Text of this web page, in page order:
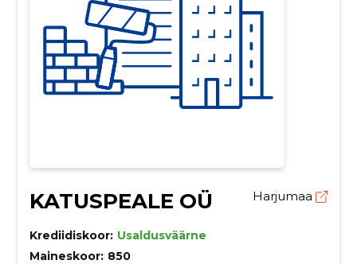
KATUSPEALE OÜ Harjumaa
Krediidiskoor: Usaldusväärne
Maineskoor: 850